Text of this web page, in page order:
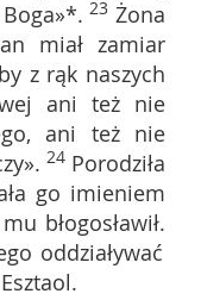
23 Żona
miał zamiar
z rąk naszych
ani też nie
ani też nie
24 Porodziła
go imieniem
błogosławił.
oddziaływać